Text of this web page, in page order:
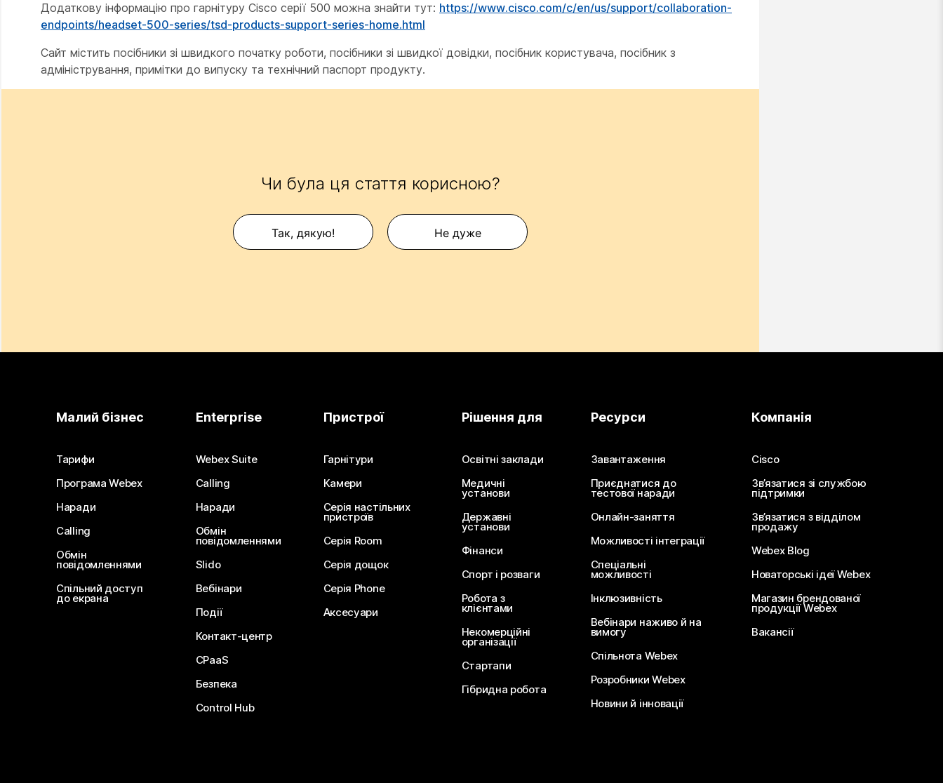
Додаткову інформацію про гарнітуру Cisco серії 500 можна знайти тут: https://www.cisco.com/c/en/us/support/collaboration-
endpoints/headset-500-series/tsd-products-support-series-home.html
Сайт містить посібники зі швидкого початку роботи, посібники зі швидкої довідки, посібник користувача, посібник з
адміністрування, примітки до випуску та технічний паспорт продукту.
Чи була ця стаття корисною?
Так, дякую! Не дуже
Малий бізнес
Тарифи
Програма Webex
Наради
Calling
Обмін
повідомленнями
Спільний доступ
до екрана
Enterprise
Webex Suite
Calling
Наради
Обмін
повідомленнями
Slido
Вебінари
Події
Контакт-центр
CPaaS
Безпека
Control Hub
Пристрої
Гарнітури
Камери
Серія настільних
пристроїв
Серія Room
Серія дощок
Серія Phone
Аксесуари
Рішення для
Освітні заклади
Медичні
установи
Державні
установи
Фінанси
Спорт і розваги
Робота з
клієнтами
Некомерційні
організації
Стартапи
Гібридна робота
Ресурси
Завантаження
Приєднатися до
тестової наради
Онлайн-заняття
Можливості інтеграції
Спеціальні
можливості
Інклюзивність
Вебінари наживо й на
вимогу
Спільнота Webex
Розробники Webex
Новини й інновації
Компанія
Cisco
Зв’язатися зі службою
підтримки
Зв’язатися з відділом
продажу
Webex Blog
Новаторські ідеї Webex
Магазин брендованої
продукції Webex
Вакансії